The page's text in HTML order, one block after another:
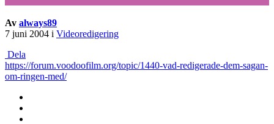
Av always89
7 juni 2004 i Videoredigering
Dela
https://forum.voodoofilm.org/topic/1440-vad-redigerade-dem-sagan-
om-ringen-med/